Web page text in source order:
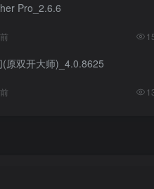
Pro_2.6.6
原双开大师)_4.0.8625